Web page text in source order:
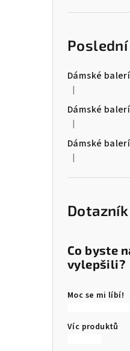
Dámské
Hodnocení
|
Dámské
Hodnocení
|
Dámské
Hodnocení
|
Dotazník
Co byste
vylepšili?
Moc se mi líbí!
Víc produktů